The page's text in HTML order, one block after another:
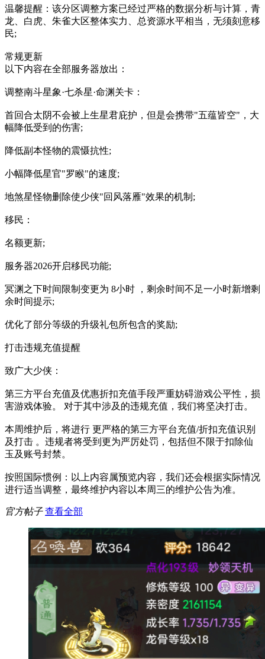
温馨提醒：该分区调整方案已经过严格的数据分析与计算，青
龙、白虎、朱雀大区整体实力、总资源水平相当，无须刻意移
民;
常规更新
以下内容在全部服务器放出：
调整南斗星象·七杀星·命渊关卡：
首回合太阴不会被上生星君庇护，但是会携带"五蕴皆空"，大
幅降低受到的伤害;
降低副本怪物的震慑抗性;
小幅降低星官"罗睺"的速度;
地煞星怪物删除使少侠"回风落雁"效果的机制;
移民：
名额更新;
服务器2026开启移民功能;
冥渊之下时间限制变更为 8小时 ，剩余时间不足一小时新增剩
余时间提示;
优化了部分等级的升级礼包所包含的奖励;
打击违规充值提醒
致广大少侠：
第三方平台充值及优惠折扣充值手段严重妨碍游戏公平性，损
害游戏体验。 对于其中涉及的违规充值，我们将坚决打击。
本周维护后，将进行 更严格的第三方平台充值/折扣充值识别
及打击 。违规者将受到更为严厉处罚，包括但不限于扣除仙
玉及账号封禁。
按照国际惯例：以上内容属预览内容，我们还会根据实际情况
进行适当调整，最终维护内容以本周三的维护公告为准。
官方帖子 查看全部